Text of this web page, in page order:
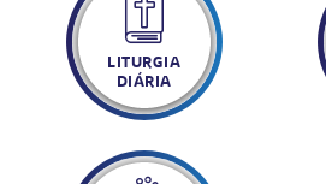
LITURGIA
DIÁRIA